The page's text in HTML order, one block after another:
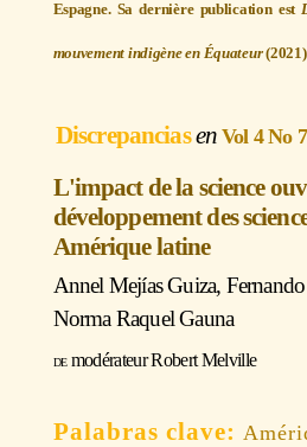
Espagne. Sa dernière publication est
mouvement indigène en Équateur
Discrepancias Vol 4 No
L'impact de la science
développement des
Amérique latine
Annel Mejías Guiza,
Norma Raquel Gauna
modérateurRobert Melville